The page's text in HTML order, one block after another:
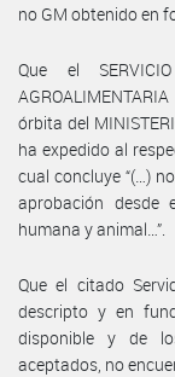
no GM obtenido en
Que el
órbita del
ha expedido al
cual concluye “(…)
aprobación
humana y animal…”.
Que el citado
descripto y en
disponible y de
aceptados, no